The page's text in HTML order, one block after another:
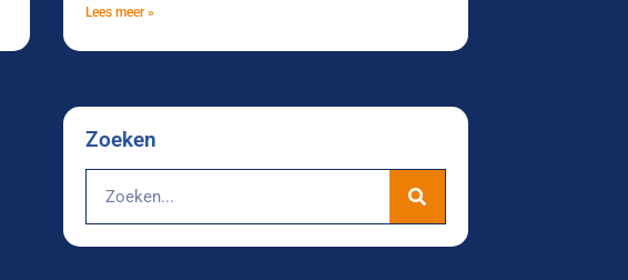
Lees meer »
Zoeken